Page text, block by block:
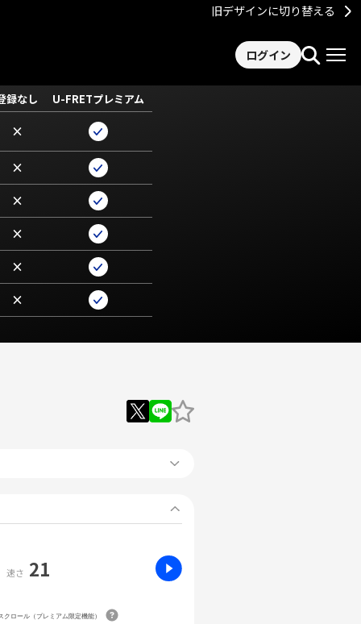
旧デザインに切り替える
ログイン
録なし U-FRETプレミアム
×
×
×
×
×
×
速さ 21
クロール（プレミアム限定機能）